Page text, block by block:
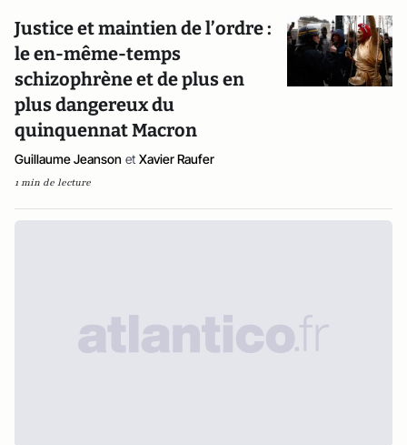
Justice et maintien de l’ordre :
le en-même-temps
schizophrène et de plus en
plus dangereux du
quinquennat Macron
Guillaume Jeanson et Xavier Raufer
1 min de lecture